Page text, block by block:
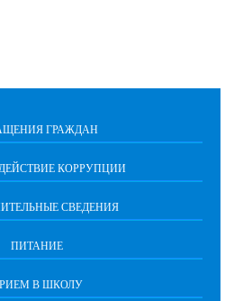
ГРАЖДАН
КОРРУПЦИИ
СВЕДЕНИЯ
ПИТАНИЕ
В ШКОЛУ